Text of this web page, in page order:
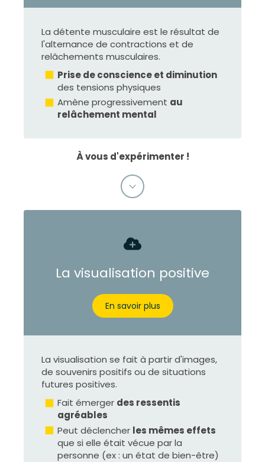
La détente musculaire est le résultat de
l'alternance de contractions et de
relâchements musculaires.
Prise de conscience et diminution
des tensions physiques
Amène progressivement au
relâchement mental
À vous d'expérimenter !
La visualisation positive
En savoir plus
La visualisation se fait à partir d'images,
de souvenirs positifs ou de situations
futures positives.
Fait émerger des ressentis
agréables
Peut déclencher les mêmes effets
que si elle était vécue par la
personne (ex : un état de bien-être)